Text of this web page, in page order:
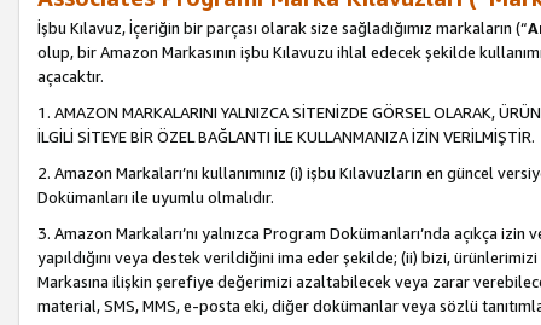
İşbu Kılavuz, İçeriğin bir parçası olarak size sağladığımız markaların (“
olup, bir Amazon Markasının işbu Kılavuzu ihlal edecek şekilde
açacaktır.
1. AMAZON MARKALARINI YALNIZCA SİTENİZDE GÖRSEL OLARAK,
İLGİLİ SİTEYE BİR ÖZEL BAĞLANTI İLE KULLANMANIZA İZİN VERİLMİŞTİR.
2. Amazon Markaları’nı kullanımınız (i) işbu Kılavuzların en güncel
Dokümanları ile uyumlu olmalıdır.
3. Amazon Markaları’nı yalnızca Program Dokümanları’nda açıkça
yapıldığını veya destek verildiğini ima eder şekilde; (ii) bizi,
Markasına ilişkin şerefiye değerimizi azaltabilecek veya zarar
material, SMS, MMS, e-posta eki, diğer dokümanlar veya sözlü